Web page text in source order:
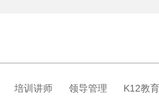
培训讲师 领导管理 K12教育